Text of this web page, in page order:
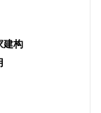
建构